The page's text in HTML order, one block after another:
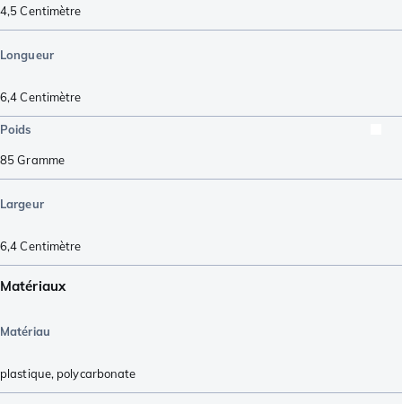
4,5Centimètre
Longueur
6,4Centimètre
Poids
85Gramme
Largeur
6,4Centimètre
Matériaux
Matériau
plastique, polycarbonate